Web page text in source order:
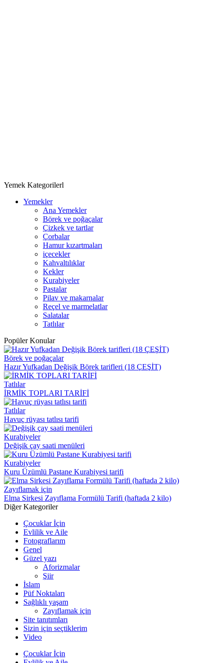
Yemek Kategorilerl
Yemekler
Ana Yemekler
Börek ve poğaçalar
Çizkek ve tartlar
Çorbalar
Hamur kızartmaları
içecekler
Kahvaltılıklar
Kekler
Kurabiyeler
Pastalar
Pilav ve makarnalar
Reçel ve marmelatlar
Salatalar
Tatlılar
Popüler Konular
Börek ve poğaçalar
Hazır Yufkadan Değişik Börek tarifleri (18 ÇEŞİT)
Tatlılar
İRMİK TOPLARI TARİFİ
Tatlılar
Havuç rüyası tatlısı tarifi
Kurabiyeler
Değişik çay saati menüleri
Kurabiyeler
Kuru Üzümlü Pastane Kurabiyesi tarifi
Zayıflamak için
Elma Sirkesi Zayıflama Formülü Tarifi (haftada 2 kilo)
Diğer Kategoriler
Çocuklar İçin
Evlilik ve Aile
Fotograflarım
Genel
Güzel yazı
Aforizmalar
Şiir
İslam
Püf Noktaları
Sağlıklı yaşam
Zayıflamak için
Site tanıtımları
Sizin için seçtiklerim
Video
Çocuklar İçin